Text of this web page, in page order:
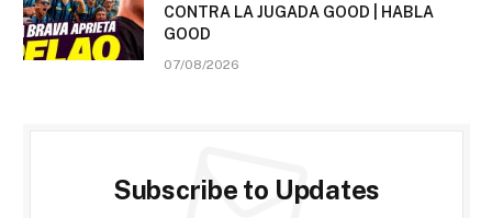
CONTRA LA JUGADA GOOD | HABLA
GOOD
07/08/2026
Subscribe to Updates